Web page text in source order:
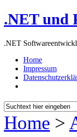
.NET und
.NET
Home
Impressum
Home >